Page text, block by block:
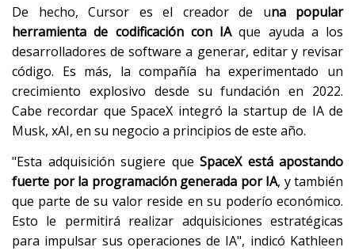
De hecho, Cursor es el creador de una popular
herramienta de codificación con IAque ayuda a los
desarrolladores de software a generar, editar y revisar
código. Es más, la compañía ha experimentado un
crecimiento explosivo desde su fundación en 2022.
Cabe recordar que SpaceX integró la startup de IA de
Musk, xAI, en su negocio a principios de este año.
"Esta adquisición sugiere que SpaceX está apostando
fuerte por la programación generada por IA, y también
que parte de su valor reside en su poderío económico.
Esto le permitirá realizar adquisiciones estratégicas
para impulsar sus operaciones de IA", indicó Kathleen